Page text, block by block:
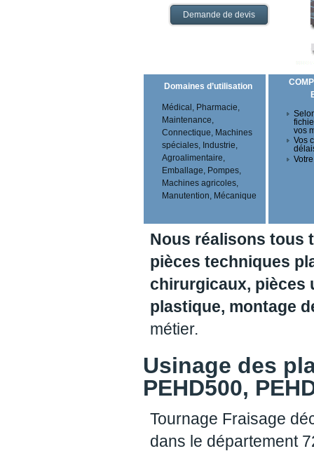
Demande de devis
Domaines d’utilisation
Médical, Pharmacie,
Maintenance,
Connectique, Machines
spéciales, Industrie,
Agroalimentaire,
Emballage, Pompes,
Machines agricoles,
Manutention, Mécanique
vos
Vos
Nous réalisons tous
pièces techniques
chirurgicaux, pièces
plastique, montage
métier.
Usinage des
PEHD500,
Tournage Fraisage
dans le département